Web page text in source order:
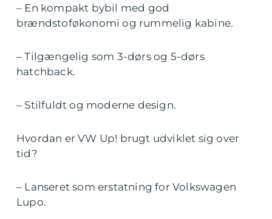
– En kompakt bybil med god
brændstoføkonomi og rummelig kabine.
– Tilgængelig som 3-dørs og 5-dørs
hatchback.
– Stilfuldt og moderne design.
Hvordan er VW Up! brugt udviklet sig over
tid?
– Lanseret som erstatning for Volkswagen
Lupo.